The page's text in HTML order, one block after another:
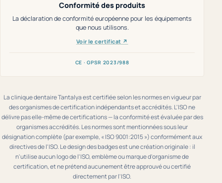
Conformité des produits
La déclaration de conformité européenne pour les équipements
que nous utilisons.
Voir le certificat ↗
CE · GPSR 2023/988
La clinique dentaire Tantalya est certifiée selon les normes en vigueur par
des organismes de certification indépendants et accrédités. L'ISO ne
délivre pas elle-même de certifications — la conformité est évaluée par des
organismes accrédités. Les normes sont mentionnées sous leur
désignation complète (par exemple, « ISO 9001:2015 ») conformément aux
directives de l'ISO. Le design des badges est une création originale : il
n'utilise aucun logo de l'ISO, emblème ou marque d'organisme de
certification, et ne prétend aucunement être approuvé ou certifié
directement par l'ISO.